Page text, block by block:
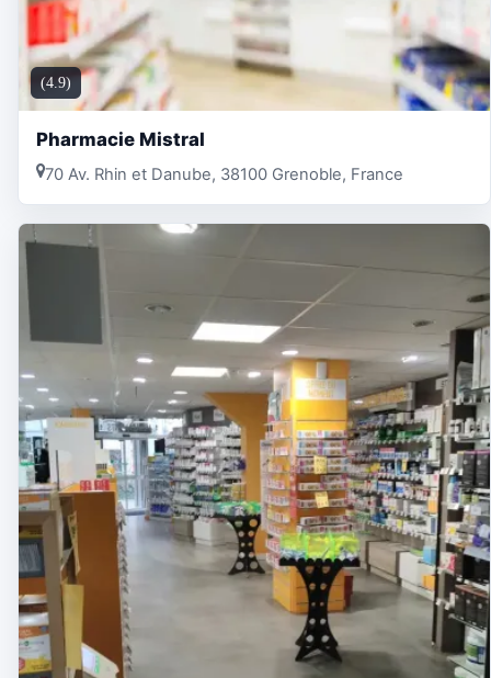
(4.9)
Pharmacie Mistral
70 Av. Rhin et Danube, 38100 Grenoble, France